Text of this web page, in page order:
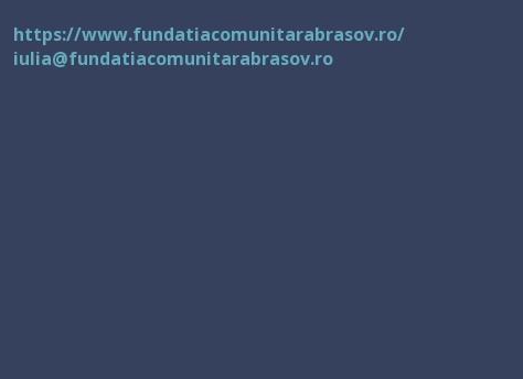
https://www.fundatiacomunitarabrasov.ro/
iulia@fundatiacomunitarabrasov.ro